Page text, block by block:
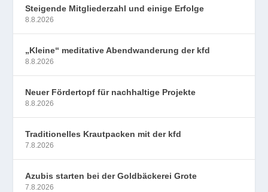
Steigende Mitgliederzahl und einige Erfolge
8.8.2026
„Kleine“ meditative Abendwanderung der kfd
8.8.2026
Neuer Fördertopf für nachhaltige Projekte
8.8.2026
Traditionelles Krautpacken mit der kfd
7.8.2026
Azubis starten bei der Goldbäckerei Grote
7.8.2026